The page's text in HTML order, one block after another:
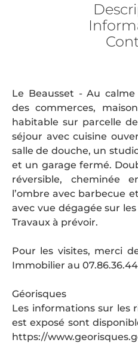
Le Beausset - Au
des commerces,
habitable sur parcelle
séjour avec cuisine
salle de douche, un
et un garage fermé.
réversible, cheminée
l’ombre avec barbecue
avec vue dégagée sur
Travaux à prévoir.
Pour les visites, merci
Immobilier au
Géorisques
Les informations sur les
est exposé sont
https://